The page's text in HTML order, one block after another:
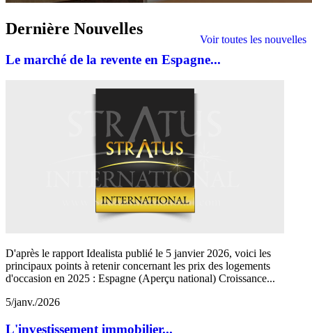
Voir toutes les nouvelles
Dernière Nouvelles
Le marché de la revente en Espagne...
D'après le rapport Idealista publié le 5 janvier 2026, voici les
principaux points à retenir concernant les prix des logements
d'occasion en 2025 : Espagne (Aperçu national) Croissance...
5/janv./2026
L'investissement immobilier...